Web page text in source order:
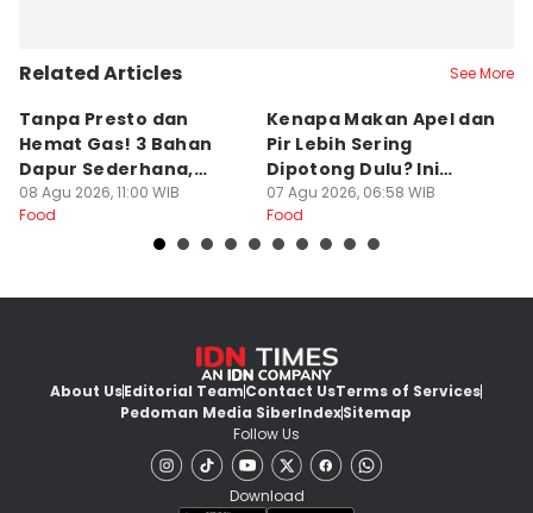
Related Articles See More
Tanpa Presto dan
Hemat Gas! 3 Bahan
Dapur Sederhana,
Daging Sapi Empuk
Dalam 15 Menit
08 Agu 2026, 11:00 WIB
Food
Kenapa Makan Apel dan
Pir Lebih Sering
Dipotong Dulu? Ini
Alasannya
07 Agu 2026, 06:58 WIB
Food
About UsEditorial TeamContact UsTerms of Services
Pedoman Media SiberIndexSitemap
Follow Us
Download